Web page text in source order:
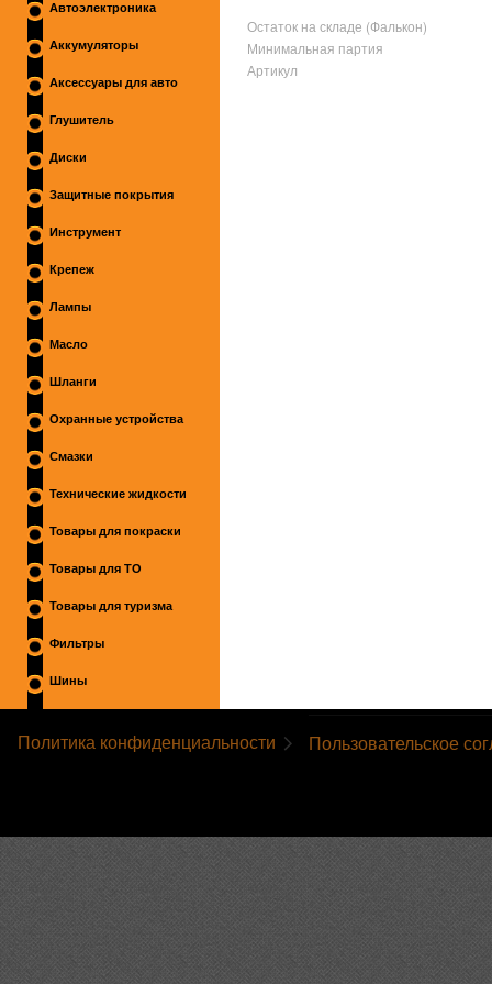
Автоэлектроника
Аккумуляторы
Аксессуары для авто
Глушитель
Диски
Защитные покрытия
Инструмент
Крепеж
Лампы
Масло
Шланги
Охранные устройства
Смазки
Технические жидкости
Товары для покраски
Товары для ТО
Товары для туризма
Фильтры
Шины
Остаток на складе (Фалькон)
Минимальная партия
Артикул
Политика конфиденциальности Пользовательское